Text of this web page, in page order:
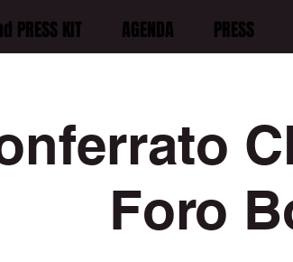
PRESS KIT AGENDA PRESS
Foro